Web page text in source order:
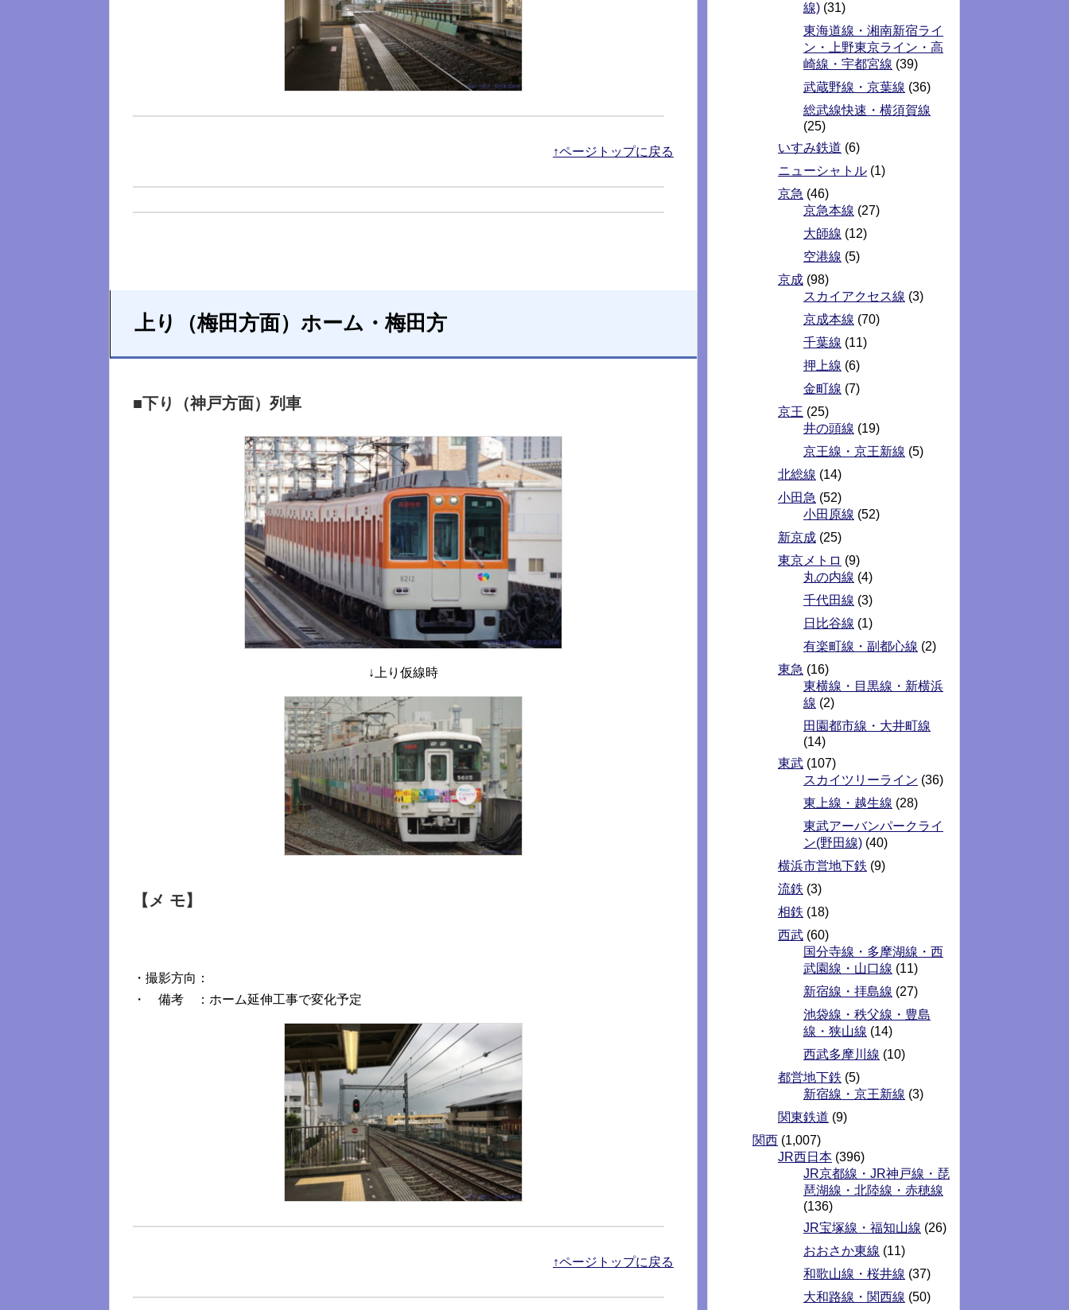
↑ページトップに戻る
上り（梅田方面）ホーム・梅田方
■下り（神戸方面）列車
↓上り仮線時
【メ モ】
・撮影方向：
・ 備考 ：ホーム延伸工事で変化予定
↑ページトップに戻る
線) (31)
東海道線・湘南新宿ライ
ン・上野東京ライン・高
崎線・宇都宮線 (39)
武蔵野線・京葉線 (36)
総武線快速・横須賀線
(25)
いすみ鉄道 (6)
ニューシャトル (1)
京急 (46)
京急本線 (27)
大師線 (12)
空港線 (5)
京成 (98)
スカイアクセス線 (3)
京成本線 (70)
千葉線 (11)
押上線 (6)
金町線 (7)
京王 (25)
井の頭線 (19)
京王線・京王新線 (5)
北総線 (14)
小田急 (52)
小田原線 (52)
新京成 (25)
東京メトロ (9)
丸の内線 (4)
千代田線 (3)
日比谷線 (1)
有楽町線・副都心線 (2)
東急 (16)
東横線・目黒線・新横浜
線 (2)
田園都市線・大井町線
(14)
東武 (107)
スカイツリーライン (36)
東上線・越生線 (28)
東武アーバンパークライ
ン(野田線) (40)
横浜市営地下鉄 (9)
流鉄 (3)
相鉄 (18)
西武 (60)
国分寺線・多摩湖線・西
武園線・山口線 (11)
新宿線・拝島線 (27)
池袋線・秩父線・豊島
線・狭山線 (14)
西武多摩川線 (10)
都営地下鉄 (5)
新宿線・京王新線 (3)
関東鉄道 (9)
関西 (1,007)
JR西日本 (396)
JR京都線・JR神戸線・琵
琶湖線・北陸線・赤穂線
(136)
JR宝塚線・福知山線 (26)
おおさか東線 (11)
和歌山線・桜井線 (37)
大和路線・関西線 (50)